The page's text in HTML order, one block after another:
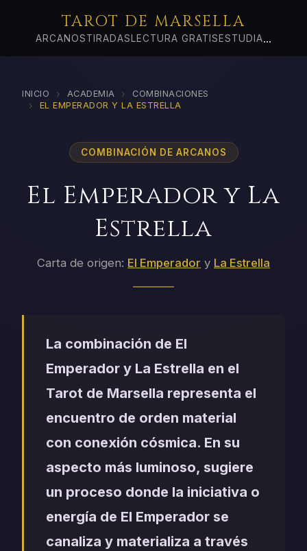
TAROT DE MARSELLA
ARCANOSTIRADAS LECTURA GRATIS ESTUDIA...
INICIO › ACADEMIA › COMBINACIONES
› EL EMPERADOR Y LA ESTRELLA
COMBINACIÓN DE ARCANOS
El Emperador y La
Estrella
Carta de origen: El Emperador y La Estrella
La combinación de El
Emperador y La Estrella en el
Tarot de Marsella representa el
encuentro de orden material
con conexión cósmica. En su
aspecto más luminoso, sugiere
un proceso donde la iniciativa o
energía de El Emperador se
canaliza y materializa a través